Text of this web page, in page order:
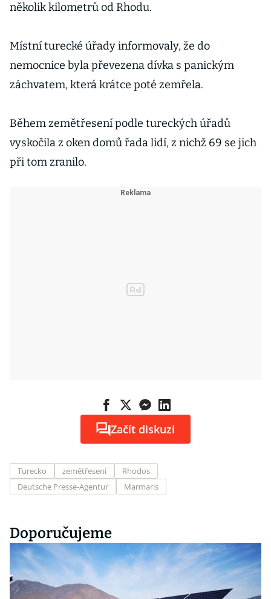
několik kilometrů od Rhodu.
Místní turecké úřady informovaly, že do
nemocnice byla převezena dívka s panickým
záchvatem, která krátce poté zemřela.
Během zemětřesení podle tureckých úřadů
vyskočila z oken domů řada lidí, z nichž 69 se jich
při tom zranilo.
Začít diskuzi
Turecko zemětřesení
Rhodos
Deutsche Presse-Agentur
Marmaris
Doporučujeme